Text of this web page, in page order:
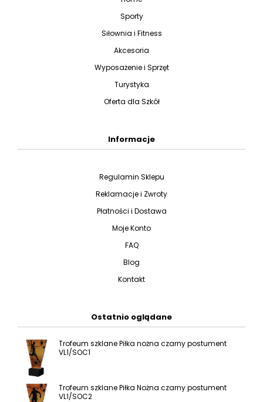
Sporty
Siłownia i Fitness
Akcesoria
Wyposażenie i Sprzęt
Turystyka
Oferta dla Szkół
Informacje
Regulamin Sklepu
Reklamacje i Zwroty
Płatności i Dostawa
Moje Konto
FAQ
Blog
Kontakt
Ostatnio oglądane
Trofeum szklane Piłka nożna czarny postument
VL1/SOC1
Trofeum szklane Piłka Nożna czarny postument
VL1/SOC2